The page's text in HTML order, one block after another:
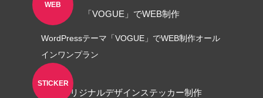
WEB
「VOGUE」でWEB制作
WordPressテーマ「VOGUE」でWEB制作オール
インワンプラン
STICKER
オリジナルデザインステッカー制作